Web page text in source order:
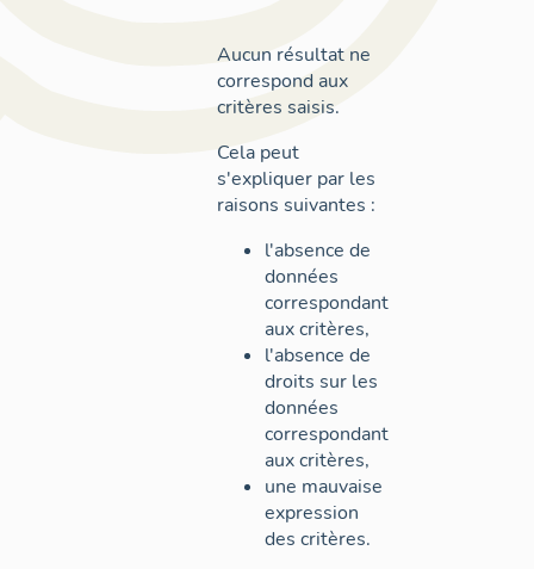
Aucun résultat ne
correspond aux
critères saisis.
Cela peut
s'expliquer par les
raisons suivantes :
l'absence de
données
correspondant
aux critères,
l'absence de
droits sur les
données
correspondant
aux critères,
une mauvaise
expression
des critères.